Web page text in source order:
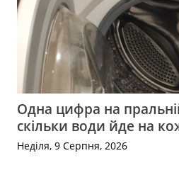
Одна цифра на
скільки води йде на
Неділя, 9 Серпня, 2026